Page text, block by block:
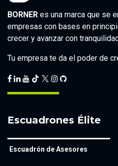
BORNER es una marca que se
empresas con bases en
crecer y avanzar con
Tu empresa te da el poder de
Escuadrones Élite
Escuadrón de Asesores